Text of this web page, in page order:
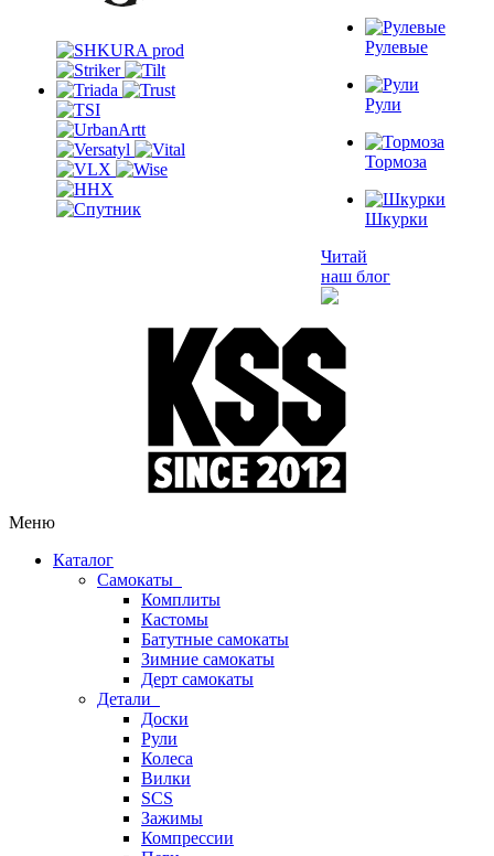
Рулевые
Рули
Тормоза
Шкурки
Читай
наш блог
Меню
Каталог
Самокаты
Комплиты
Кастомы
Батутные самокаты
Зимние самокаты
Дерт самокаты
Детали
Доски
Рули
Колеса
Вилки
SCS
Зажимы
Компрессии